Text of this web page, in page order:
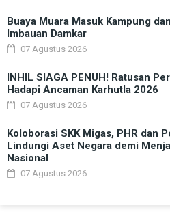
Buaya Muara Masuk Kampung
Imbauan Damkar
07 Agustus 2026
INHIL SIAGA PENUH! Ratusan
Hadapi Ancaman Karhutla 2026
07 Agustus 2026
Koloborasi SKK Migas, PHR dan
Lindungi Aset Negara demi
Nasional
07 Agustus 2026